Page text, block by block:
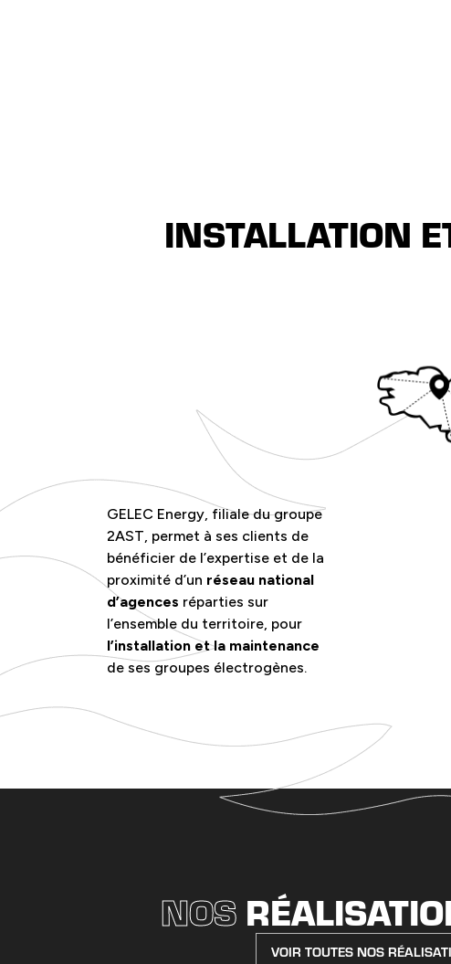
INSTALLATION
GELEC Energy, filiale du groupe
2AST, permet à ses clients de
bénéficier de l’expertise et de la
proximité d’un réseau national
d’agences réparties sur
l’ensemble du territoire, pour
l’installation et la maintenance
de ses groupes électrogènes.
NOS
VOIR TOUTES NOS